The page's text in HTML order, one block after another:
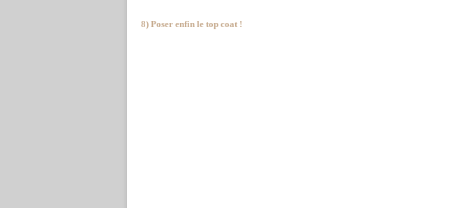
8) Poser enfin le top coat !